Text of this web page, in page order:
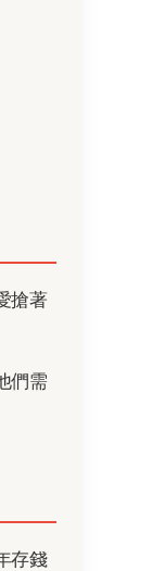
搶著
們需
存錢